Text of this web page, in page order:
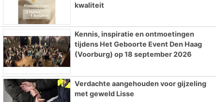
kwaliteit
Kennis, inspiratie en ontmoetingen
tijdens Het Geboorte Event Den Haag
(Voorburg) op 18 september 2026
Verdachte aangehouden voor gijzeling
met geweld Lisse